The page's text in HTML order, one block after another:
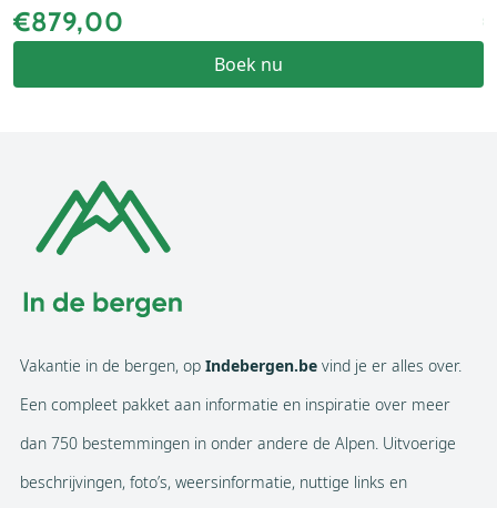
€879,00
Boek nu
Vakantie in de bergen, op Indebergen.be vind je er alles over.
Een compleet pakket aan informatie en inspiratie over meer
dan 750 bestemmingen in onder andere de Alpen. Uitvoerige
beschrijvingen, foto’s, weersinformatie, nuttige links en